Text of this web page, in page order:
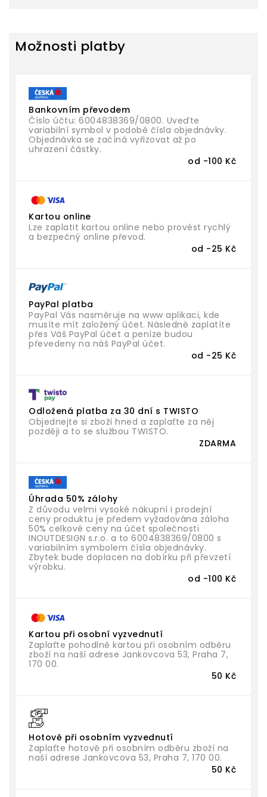
Možnosti platby
Bankovním převodem
Číslo účtu: 6004838369/0800. Uveďte
variabilní symbol v podobě čísla objednávky.
Objednávka se začíná vyřizovat až po
uhrazení částky.
od -100 Kč
Kartou online
Lze zaplatit kartou online nebo provést rychlý
a bezpečný online převod.
od -25 Kč
PayPal platba
PayPal Vás nasměruje na www aplikaci, kde
musíte mít založený účet. Následně zaplatíte
přes Váš PayPal účet a peníze budou
převedeny na náš PayPal účet.
od -25 Kč
Odložená platba za 30 dní s TWISTO
Objednejte si zboží hned a zaplaťte za něj
později a to se službou TWISTO.
ZDARMA
Úhrada 50% zálohy
Z důvodu velmi vysoké nákupní i prodejní
ceny produktu je předem vyžadována záloha
50% celkové ceny na účet společnosti
INOUTDESIGN s.r.o. a to 6004838369/0800 s
variabilním symbolem čísla objednávky.
Zbytek bude doplacen na dobírku při převzetí
výrobku.
od -100 Kč
Kartou při osobní vyzvednutí
Zaplaťte pohodlně kartou při osobním odběru
zboží na naší adrese Jankovcova 53, Praha 7,
170 00.
50 Kč
Hotově při osobním vyzvednutí
Zaplaťte hotově při osobním odběru zboží na
naší adrese Jankovcova 53, Praha 7, 170 00.
50 Kč